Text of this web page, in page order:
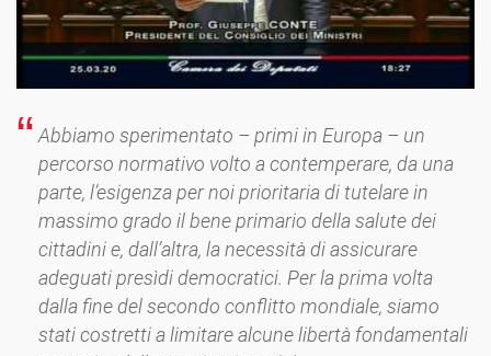
Abbiamo sperimentato – primi in Europa – un
percorso normativo volto a contemperare, da una
parte, l’esigenza per noi prioritaria di tutelare in
massimo grado il bene primario della salute dei
cittadini e, dall’altra, la necessità di assicurare
adeguati presìdi democratici. Per la prima volta
dalla fine del secondo conflitto mondiale, siamo
stati costretti a limitare alcune libertà fondamentali